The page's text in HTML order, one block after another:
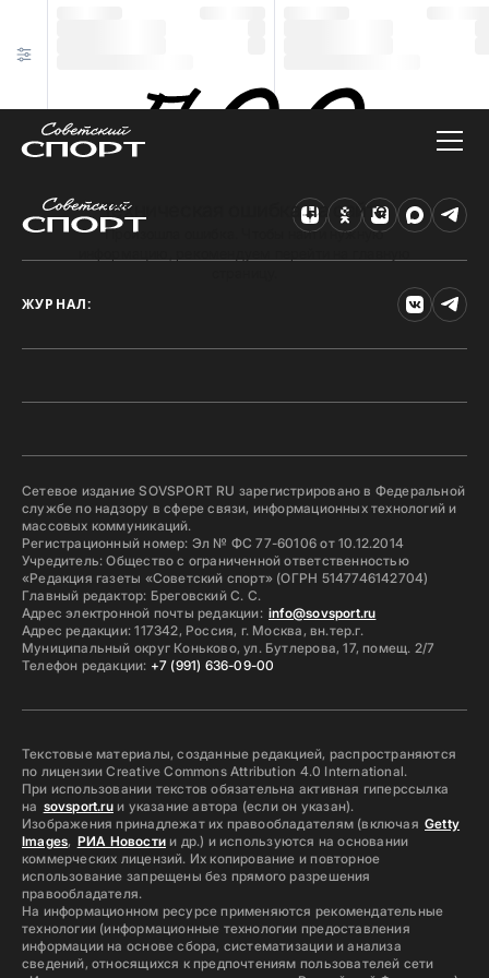
Техническая ошибка на сайте
Произошла ошибка. Чтобы найти нужную
ЖУРНАЛ:
Сетевое издание SOVSPORT RU зарегистрировано в Федеральной
службе по надзору в сфере связи, информационных технологий и
массовых коммуникаций.
Регистрационный номер: Эл № ФС 77-60106 от 10.12.2014
Учредитель: Общество с ограниченной ответственностью
«Редакция газеты «Советский спорт» (ОГРН 5147746142704)
Главный редактор: Бреговский С. С.
Адрес электронной почты редакции: info@sovsport.ru
Адрес редакции: 117342, Россия, г. Москва, вн.тер.г.
Муниципальный округ Коньково, ул. Бутлерова, 17, помещ. 2/7
Телефон редакции: +7 (991) 636-09-00
Текстовые материалы, созданные редакцией, распространяются
по лицензии Creative Commons Attribution 4.0 International.
При использовании текстов обязательна активная гиперссылка
на sovsport.ruи указание автора (если он указан).
Изображения принадлежат их правообладателям (включая Getty
Images, РИА Новостии др.) и используются на основании
коммерческих лицензий. Их копирование и повторное
использование запрещены без прямого разрешения
правообладателя.
На информационном ресурсе применяются рекомендательные
технологии (информационные технологии предоставления
информации на основе сбора, систематизации и анализа
сведений, относящихся к предпочтениям пользователей сети